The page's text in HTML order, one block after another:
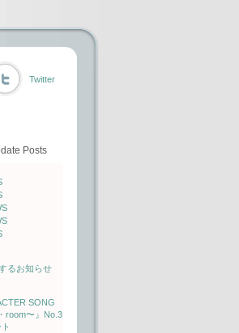
Twitter
Posts
るお知らせ
SONG
room〜』No.3